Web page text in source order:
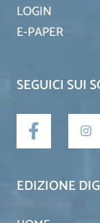
LOGIN
E-PAPER
SEGUICI SUI
EDIZIONE